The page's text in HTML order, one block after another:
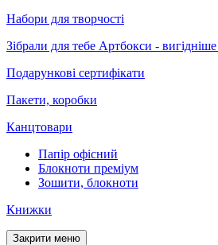
Набори для творчості
Зібрали для тебе Артбокси -
Подарункові сертифікати
Пакети, коробки
Канцтовари
Папір офісний
Блокноти преміум
Зошити, блокноти
Книжки
Закрити меню